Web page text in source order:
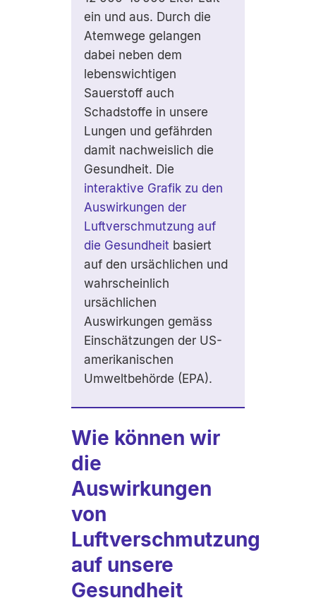
ein und aus. Durch die
Atemwege gelangen
dabei neben dem
lebenswichtigen
Sauerstoff auch
Schadstoffe in unsere
Lungen und gefährden
damit nachweislich die
Gesundheit. Die
interaktive Grafik zu den
Auswirkungen der
Luftverschmutzung auf
die Gesundheit basiert
auf den ursächlichen und
wahrscheinlich
ursächlichen
Auswirkungen gemäss
Einschätzungen der US-
amerikanischen
Umweltbehörde (EPA).
Wie können wir
die
Auswirkungen
von
Luftverschmutzung
auf unsere
Gesundheit